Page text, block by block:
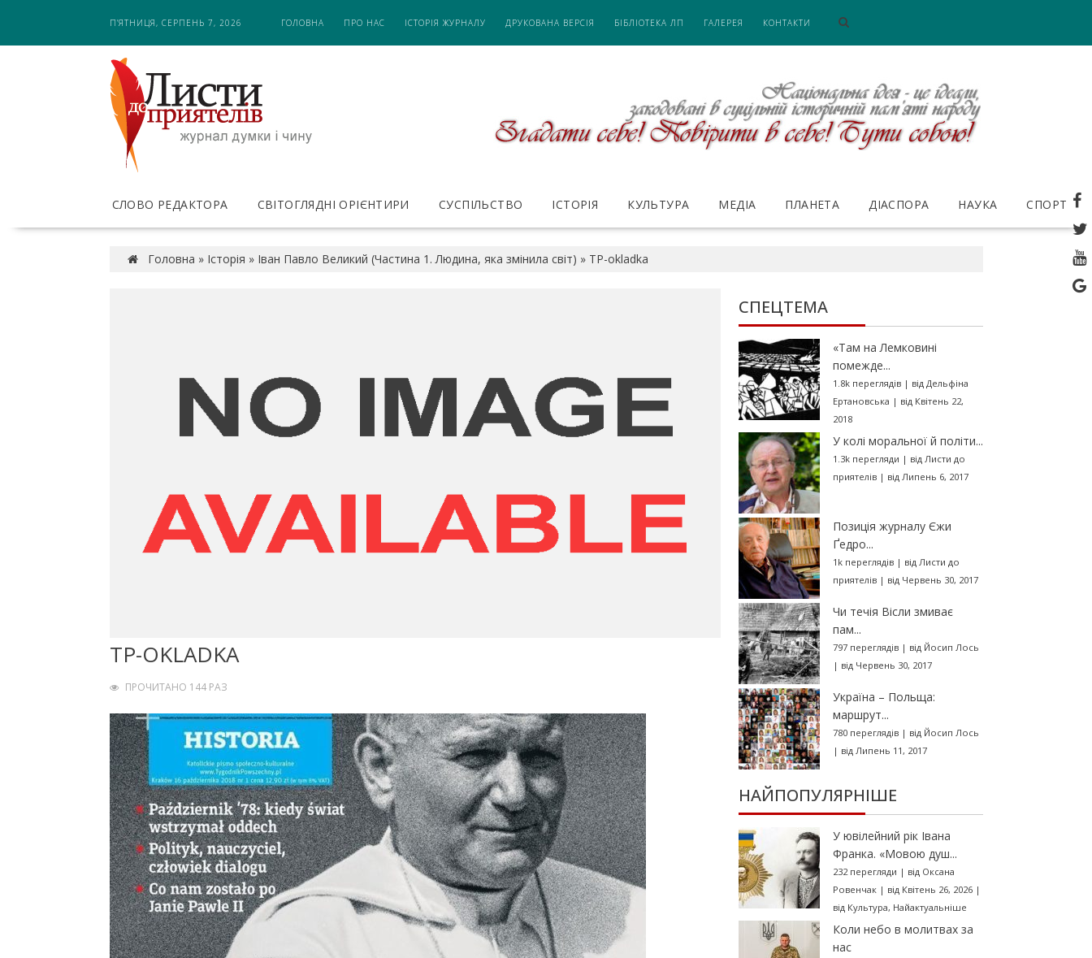
i
П’ЯТНИЦЯ, СЕРПЕНЬ 7, 2026 ГОЛОВНА ПРО НАС ІСТОРІЯ ЖУРНАЛУ ДРУКОВАНА ВЕРСІЯ БІБЛІОТЕКА ЛП ГАЛЕРЕЯ КОНТАКТИ
СЛОВО РЕДАКТОРА СВІТОГЛЯДНІ ОРІЄНТИРИ СУСПІЛЬСТВО ІСТОРІЯ КУЛЬТУРА МЕДІА ПЛАНЕТА ДІАСПОРА НАУКА СПОРТ
Головна » Історія » Іван Павло Великий (Частина 1. Людина, яка змінила світ) » TP-okladka
TP-OKLADKA
ПРОЧИТАНО 144 РАЗ
СПЕЦТЕМА
«Там на Лемковині
помежде...
1.8k переглядів| від Дельфіна
Ертановська | від Квітень 22,
2018
У колі моральної й політи...
1.3k перегляди | від Листи до
приятелів| від Липень 6, 2017
Позиція журналу Єжи
Ґедро...
1k переглядів| від Листи до
приятелів| від Червень 30, 2017
Чи течія Вісли змиває
пам...
797 переглядів| від Йосип Лось
| від Червень 30, 2017
Україна – Польща:
маршрут...
780 переглядів| від Йосип Лось
| від Липень 11, 2017
НАЙПОПУЛЯРНІШЕ
У ювілейний рік Івана
Франка. «Мовою душ...
232 перегляди | від Оксана
Ровенчак| від Квітень 26, 2026|
від Культура, Найактуальніше
Коли небо в молитвах за
нас